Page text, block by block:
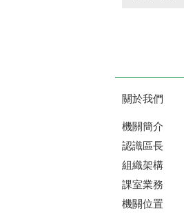
關於我們
機關簡介
認識區長
組織架構
課室業務
機關位置